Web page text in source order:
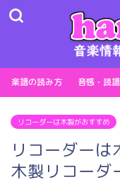
楽譜の読み方 音感・読
リコーダーは木製がおすすめ
リコーダーは
木製リコーダ